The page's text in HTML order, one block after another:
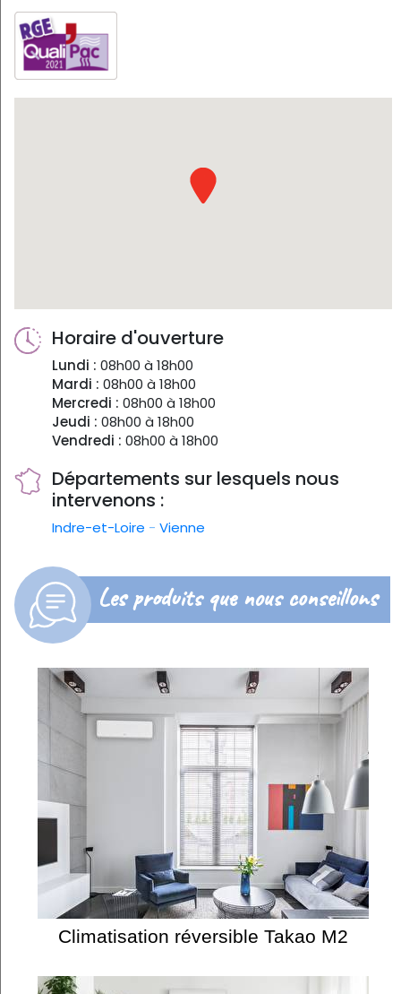
Horaire d'ouverture
Lundi : 08h00 à 18h00
Mardi : 08h00 à 18h00
Mercredi : 08h00 à 18h00
Jeudi : 08h00 à 18h00
Vendredi : 08h00 à 18h00
Départements sur lesquels nous
intervenons :
Indre-et-Loire - Vienne
Les produits que nous conseillons
Climatisation réversible Takao M2